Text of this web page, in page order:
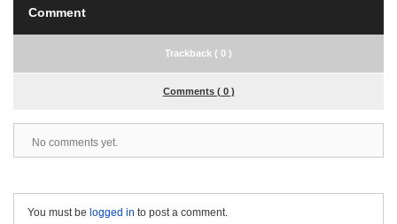
Comment
Trackback ( 0 )
Comments ( 0 )
No comments yet.
You must be logged in to post a comment.